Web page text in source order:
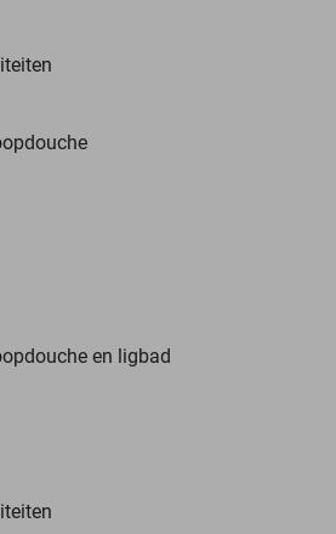
en ligbad